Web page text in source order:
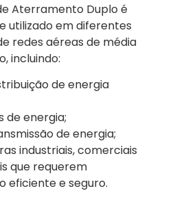
Aterramento Duplo é
utilizado em diferentes
redes aéreas de média
incluindo:
de energia
de energia;
de energia;
industriais, comerciais
que requerem
eficiente e seguro.